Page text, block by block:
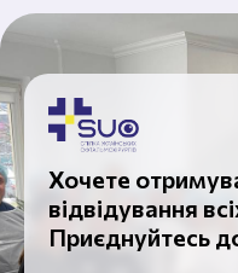
Хочете
відвідування
Приєднуйтесь